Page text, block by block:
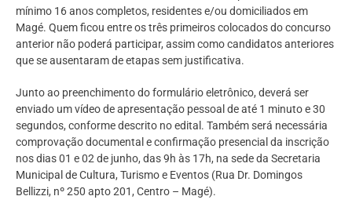
mínimo 16 anos completos, residentes e/ou domiciliados em
Magé. Quem ficou entre os três primeiros colocados do concurso
anterior não poderá participar, assim como candidatos anteriores
que se ausentaram de etapas sem justificativa.
Junto ao preenchimento do formulário eletrônico, deverá ser
enviado um vídeo de apresentação pessoal de até 1 minuto e 30
segundos, conforme descrito no edital. Também será necessária
comprovação documental e confirmação presencial da inscrição
nos dias 01 e 02 de junho, das 9h às 17h, na sede da Secretaria
Municipal de Cultura, Turismo e Eventos (Rua Dr. Domingos
Bellizzi, nº 250 apto 201, Centro – Magé).